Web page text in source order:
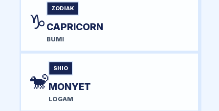
♑
ZODIAK
CAPRICORN
BUMI
🐒
SHIO
MONYET
LOGAM